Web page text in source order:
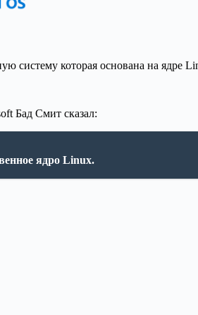
систему которая основана на ядре
Бад Смит сказал:
ядро ​​Linux.